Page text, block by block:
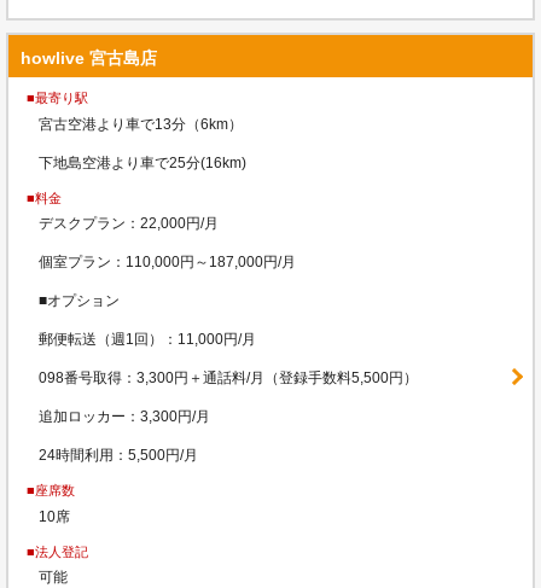
howlive 宮古島店
■最寄り駅
宮古空港より車で13分（6km）
下地島空港より車で25分(16km)
■料金
デスクプラン：22,000円/月
個室プラン：110,000円～187,000円/月
■オプション
郵便転送（週1回）：11,000円/月
098番号取得：3,300円＋通話料/月（登録手数料5,500円）
追加ロッカー：3,300円/月
24時間利用：5,500円/月
■座席数
10席
■法人登記
可能